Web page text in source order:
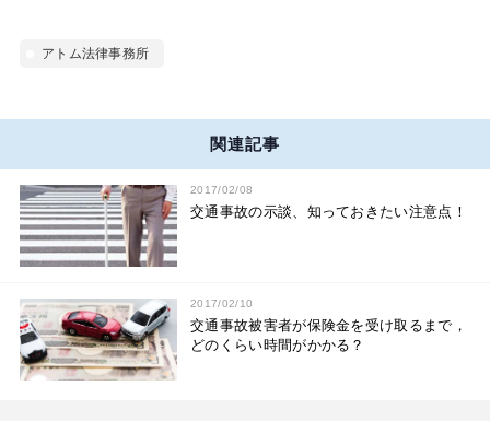
アトム法律事務所
関連記事
2017/02/08
交通事故の示談、知っておきたい注意点！
2017/02/10
交通事故被害者が保険金を受け取るまで，
どのくらい時間がかかる？